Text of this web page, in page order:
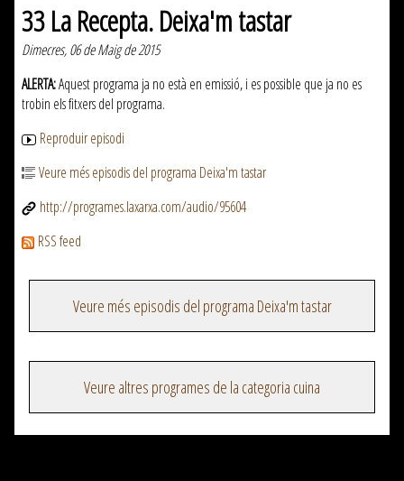
33 La Recepta. Deixa'm tastar
Dimecres, 06 de Maig de 2015
ALERTA:Aquest programa ja no està en emissió, i es possible que ja no es
trobin els fitxers del programa.
Reproduir episodi
Veure més episodis del programa Deixa'm tastar
http://programes.laxarxa.com/audio/95604
RSS feed
Veure més episodis del programa Deixa'm tastar
Veure altres programes de la categoria cuina